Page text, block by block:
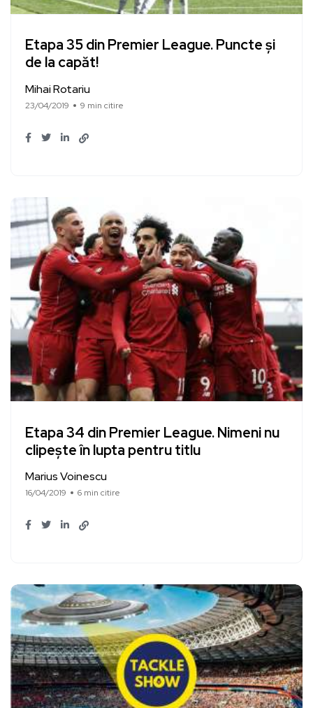
Etapa 35 din Premier League. Puncte și
de la capăt!
Mihai Rotariu
23/04/2019 9 min citire
Etapa 34 din Premier League. Nimeni nu
clipește în lupta pentru titlu
Marius Voinescu
16/04/2019 6 min citire